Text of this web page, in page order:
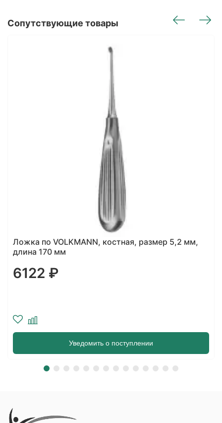
Сопутствующие товары
Ложка по VOLKMANN, костная, размер 5,2 мм,
длина 170 мм
6122 ₽
Уведомить о поступлении